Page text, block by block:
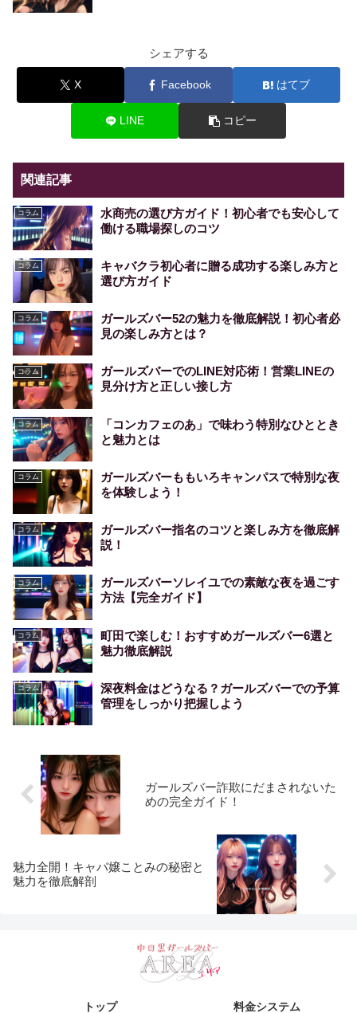
シェアする
X Facebook はてブ
LINE コピー
関連記事
コラム
水商売の選び方ガイド！初心者でも安心して
働ける職場探しのコツ
コラム
キャバクラ初心者に贈る成功する楽しみ方と
選び方ガイド
コラム
ガールズバー52の魅力を徹底解説！初心者必
見の楽しみ方とは？
コラム
ガールズバーでのLINE対応術！営業LINEの
見分け方と正しい接し方
コラム
「コンカフェのあ」で味わう特別なひととき
と魅力とは
コラム
ガールズバーももいろキャンパスで特別な夜
を体験しよう！
コラム
ガールズバー指名のコツと楽しみ方を徹底解
説！
コラム
ガールズバーソレイユでの素敵な夜を過ごす
方法【完全ガイド】
コラム
町田で楽しむ！おすすめガールズバー6選と
魅力徹底解説
コラム
深夜料金はどうなる？ガールズバーでの予算
管理をしっかり把握しよう
ガールズバー詐欺にだまされないた
めの完全ガイド！
魅力全開！キャバ嬢ことみの秘密と
魅力を徹底解剖
トップ 料金システム